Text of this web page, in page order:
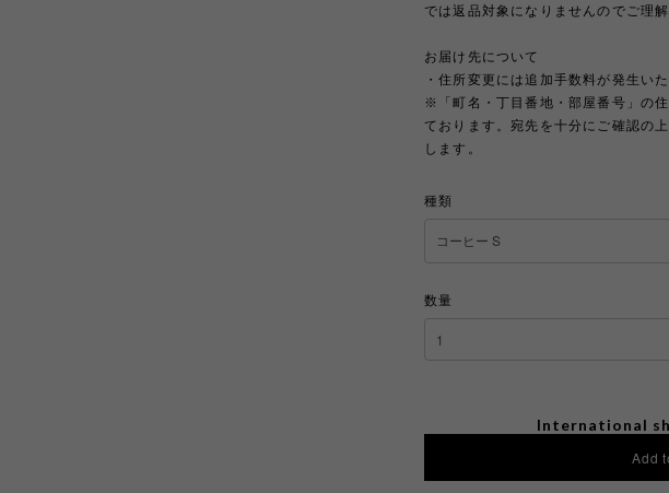
では返品対象になりませんのでご理
お届け先について
・住所変更には追加手数料が発生い
※「町名・丁目番地・部屋番号」の
ております。宛先を十分にご確認の
します。
種類
数量
International
Add